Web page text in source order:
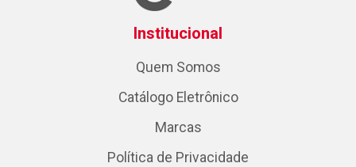
Institucional
Quem Somos
Catálogo Eletrônico
Marcas
Política de Privacidade